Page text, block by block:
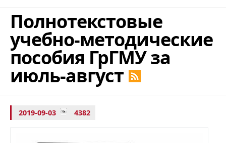
Полнотекстовые
учебно-методические
пособия ГрГМУ за
июль-август
2019-09-03 4382